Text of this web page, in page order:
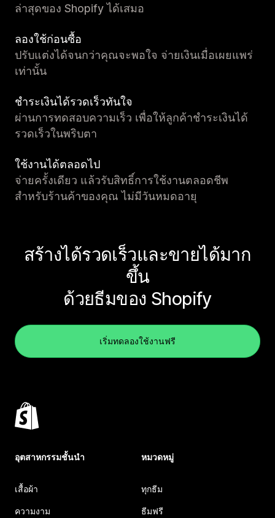
ล่าสุดของ Shopify ได้เสมอ
ลองใช้ก่อนซื้อ
ปรับแต่งได้จนกว่าคุณจะพอใจ จ่ายเงินเมื่อเผยแพร่
เท่านั้น
ชำระเงินได้รวดเร็วทันใจ
ผ่านการทดสอบความเร็ว เพื่อให้ลูกค้าชำระเงินได้
รวดเร็วในพริบตา
ใช้งานได้ตลอดไป
จ่ายครั้งเดียว แล้วรับสิทธิ์การใช้งานตลอดชีพ
สำหรับร้านค้าของคุณ ไม่มีวันหมดอายุ
สร้างได้รวดเร็วและขายได้มาก
ขึ้น
ด้วยธีมของ Shopify
เริ่มทดลองใช้งานฟรี
อุตสาหกรรมชั้นนำ
เสื้อผ้า
ความงาม
หมวดหมู่
ทุกธีม
ธีมฟรี